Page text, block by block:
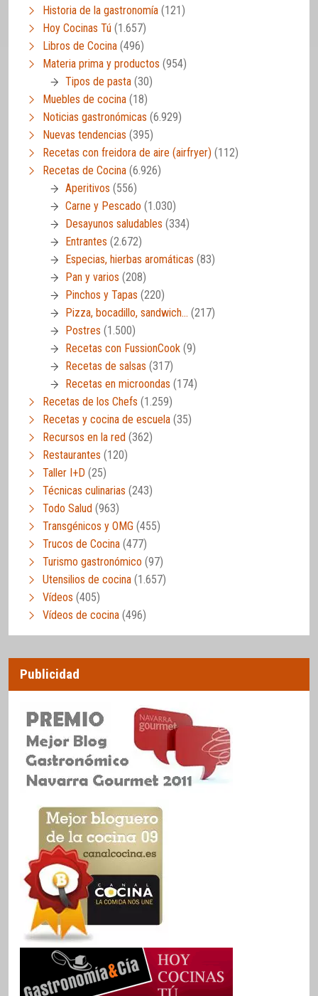
Historia de la gastronomía (121)
Hoy Cocinas Tú (1.657)
Libros de Cocina (496)
Materia prima y productos (954)
Tipos de pasta (30)
Muebles de cocina (18)
Noticias gastronómicas (6.929)
Nuevas tendencias (395)
Recetas con freidora de aire (airfryer) (112)
Recetas de Cocina (6.926)
Aperitivos (556)
Carne y Pescado (1.030)
Desayunos saludables (334)
Entrantes (2.672)
Especias, hierbas aromáticas (83)
Pan y varios (208)
Pinchos y Tapas (220)
Pizza, bocadillo, sandwich… (217)
Postres (1.500)
Recetas con FussionCook (9)
Recetas de salsas (317)
Recetas en microondas (174)
Recetas de los Chefs (1.259)
Recetas y cocina de escuela (35)
Recursos en la red (362)
Restaurantes (120)
Taller I+D (25)
Técnicas culinarias (243)
Todo Salud (963)
Transgénicos y OMG (455)
Trucos de Cocina (477)
Turismo gastronómico (97)
Utensilios de cocina (1.657)
Vídeos (405)
Vídeos de cocina (496)
Publicidad